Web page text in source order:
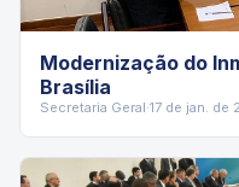
Modernização do
Brasília
Secretaria Geral·17 de jan. de